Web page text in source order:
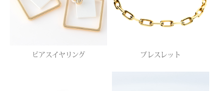
ピアスイヤリング ブレスレット